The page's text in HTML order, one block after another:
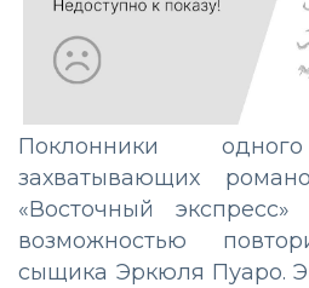
Поклонники
захватывающих
«Восточный
возможностью
сыщика Эркюля Пуаро.